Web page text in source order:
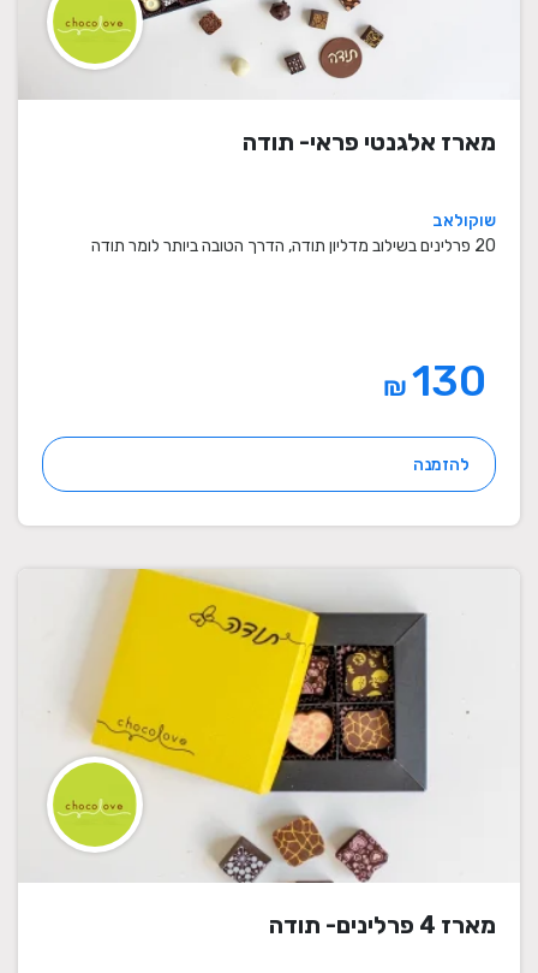
מארז אלגנטי פראי- תודה
שוקולאב
20 פרלינים בשילוב מדליון תודה, הדרך הטובה ביותר לומר תודה
₪
להזמנה
מארז 4 פרלינים- תודה